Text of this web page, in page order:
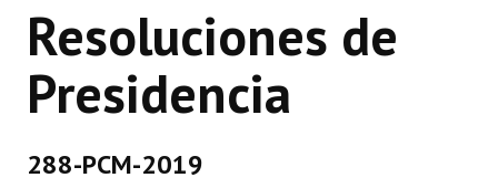
CONCEJO
Bloques Políticos
Comisiones Permanentes
Resoluciones de
Presidencia
288-PCM-2019